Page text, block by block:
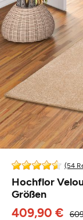
(54
Hochflor
Größen
409,90 €